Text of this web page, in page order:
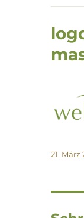
21. März